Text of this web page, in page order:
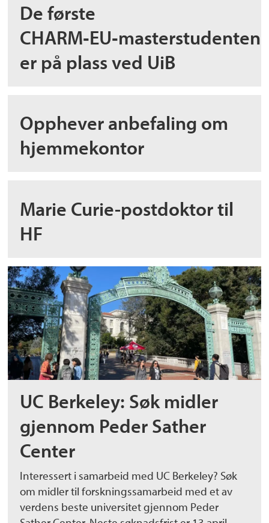
De første
er på plass ved UiB
Opphever anbefaling om
hjemmekontor
Marie Curie-postdoktor til
HF
UC Berkeley: Søk midler
gjennom Peder Sather
Center
Interessert i samarbeid med UC Berkeley? Søk
om midler til forskningssamarbeid med et av
verdens beste universitet gjennom Peder